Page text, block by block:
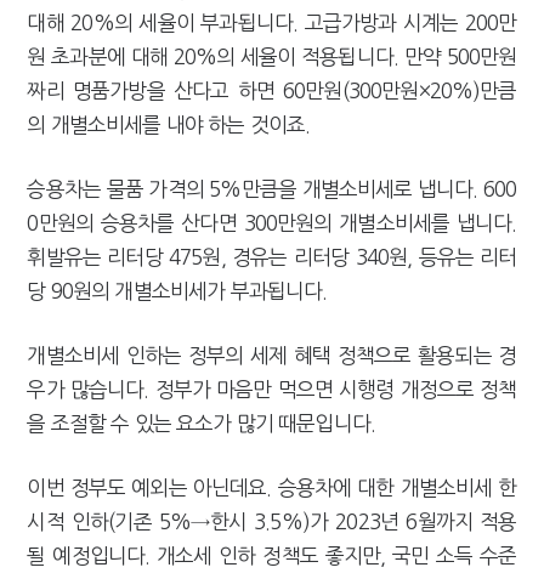
대해 20%의 세율이 부과됩니다. 고급가방과 시계는 200만
원 초과분에 대해 20%의 세율이 적용됩니다. 만약 500만원
짜리 명품가방을 산다고 하면 60만원(300만원×20%)만큼
의 개별소비세를 내야 하는 것이죠.
승용차는 물품 가격의 5%만큼을 개별소비세로 냅니다. 600
0만원의 승용차를 산다면 300만원의 개별소비세를 냅니다.
휘발유는 리터당 475원, 경유는 리터당 340원, 등유는 리터
당 90원의 개별소비세가 부과됩니다.
개별소비세 인하는 정부의 세제 혜택 정책으로 활용되는 경
우가 많습니다. 정부가 마음만 먹으면 시행령 개정으로 정책
을 조절할 수 있는 요소가 많기 때문입니다.
이번 정부도 예외는 아닌데요. 승용차에 대한 개별소비세 한
시적 인하(기존 5%→한시 3.5%)가 2023년 6월까지 적용
될 예정입니다. 개소세 인하 정책도 좋지만, 국민 소득 수준